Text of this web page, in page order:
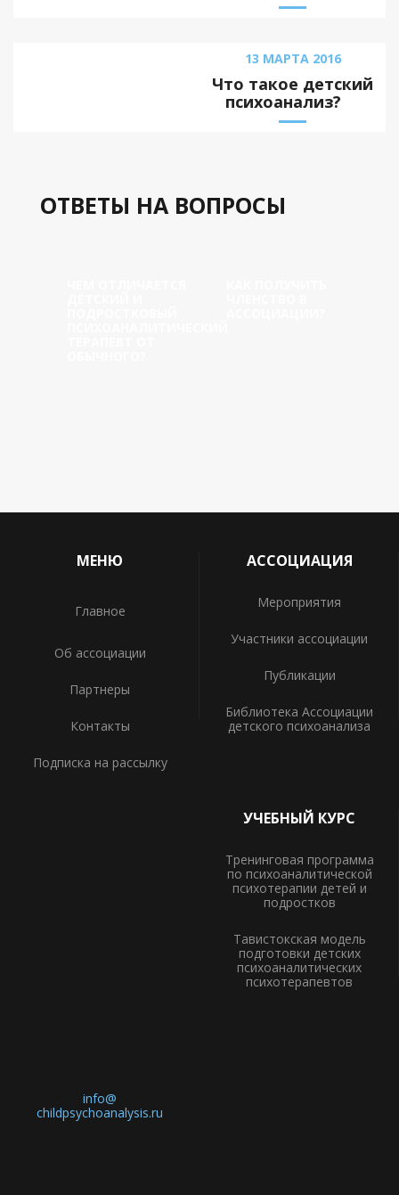
13 МАРТА 2016
Что такое детский
психоанализ?
ОТВЕТЫ НА ВОПРОСЫ
МЕНЮ
Главное
Об ассоциации
Партнеры
Контакты
Подписка на рассылку
АССОЦИАЦИЯ
Мероприятия
Участники ассоциации
Публикации
Библиотека Ассоциации
детского психоанализа
УЧЕБНЫЙ КУРС
Тренинговая программа
по психоаналитической
психотерапии детей и
подростков
Тавистокская модель
подготовки детских
психоаналитических
психотерапевтов
info@
childpsychoanalysis.ru